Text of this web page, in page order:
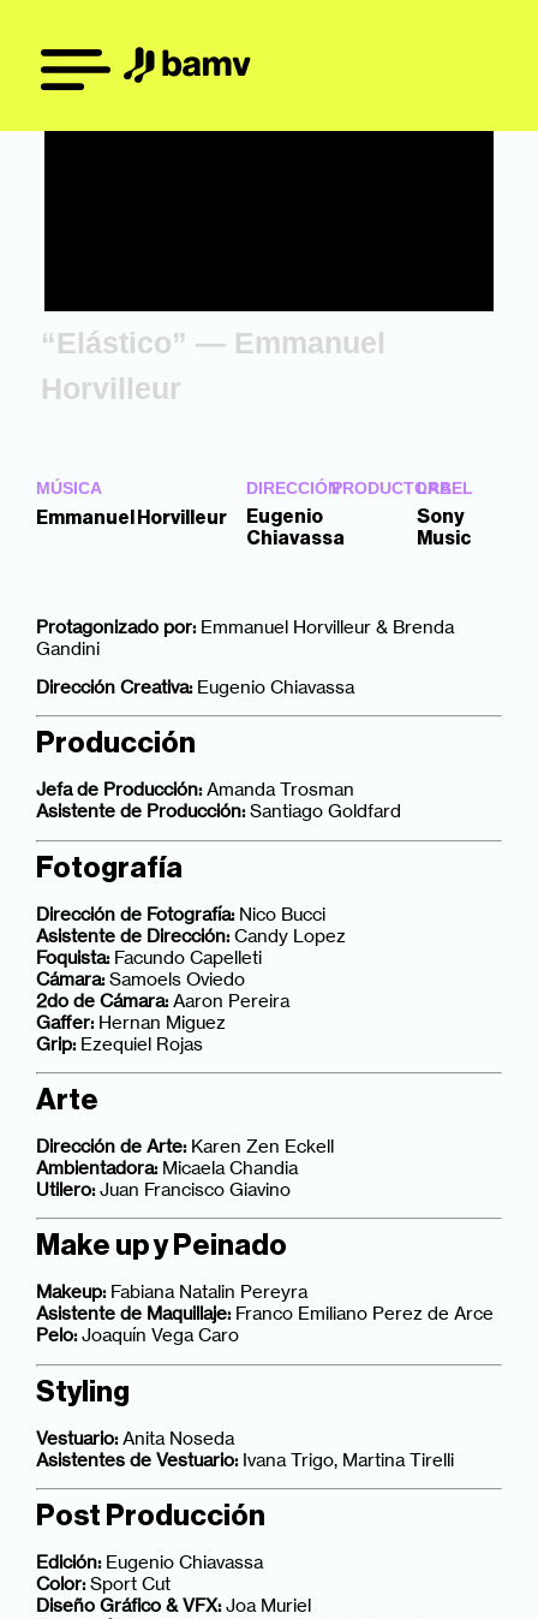
“Elástico” — Emmanuel
Horvilleur
MÚSICA
Emmanuel Horvilleur
DIRECCIÓN
Eugenio
Chiavassa
PRODUCTORA
LABEL
Sony
Music
Protagonizado por:Emmanuel Horvilleur & Brenda
Gandini
Dirección Creativa:Eugenio Chiavassa
Producción
Jefa de Producción:Amanda Trosman
Asistente de Producción:Santiago Goldfard
Fotografía
Dirección de Fotografía:Nico Bucci
Asistente de Dirección:Candy Lopez
Foquista:Facundo Capelleti
Cámara:Samoels Oviedo
2do de Cámara:Aaron Pereira
Gaffer:Hernan Miguez
Grip:Ezequiel Rojas
Arte
Dirección de Arte:Karen Zen Eckell
Ambientadora:Micaela Chandia
Utilero:Juan Francisco Giavino
Make up y Peinado
Makeup:Fabiana Natalin Pereyra
Asistente de Maquillaje:Franco Emiliano Perez de Arce
Pelo:Joaquín Vega Caro
Styling
Vestuario:Anita Noseda
Asistentes de Vestuario:Ivana Trigo, Martina Tirelli
Post Producción
Edición:Eugenio Chiavassa
Color:Sport Cut
Diseño Gráfico & VFX:Joa Muriel